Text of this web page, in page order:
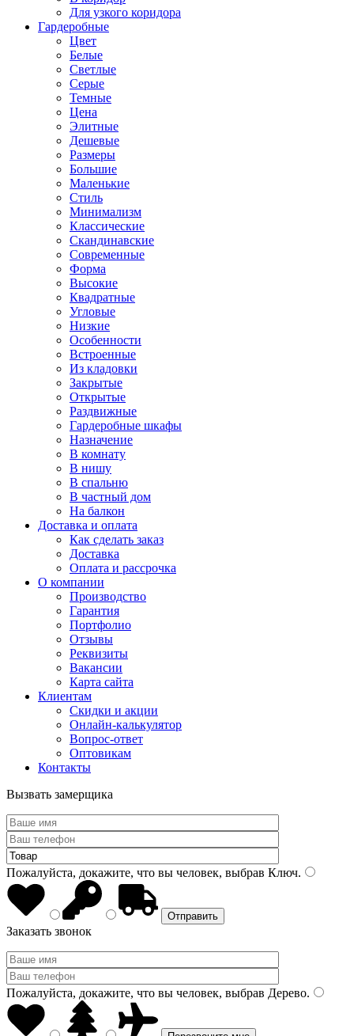
Для узкого коридора
Гардеробные
Цвет
Белые
Светлые
Серые
Темные
Цена
Элитные
Дешевые
Размеры
Большие
Маленькие
Стиль
Минимализм
Классические
Скандинавские
Современные
Форма
Высокие
Квадратные
Угловые
Низкие
Особенности
Встроенные
Из кладовки
Закрытые
Открытые
Раздвижные
Гардеробные шкафы
Назначение
В комнату
В нишу
В спальню
В частный дом
На балкон
Доставка и оплата
Как сделать заказ
Доставка
Оплата и рассрочка
О компании
Производство
Гарантия
Портфолио
Отзывы
Реквизиты
Вакансии
Карта сайта
Клиентам
Скидки и акции
Онлайн-калькулятор
Вопрос-ответ
Оптовикам
Контакты
Вызвать замерщика
Пожалуйста, докажите, что вы человек, выбрав Ключ.
Заказать звонок
Пожалуйста, докажите, что вы человек, выбрав Дерево.